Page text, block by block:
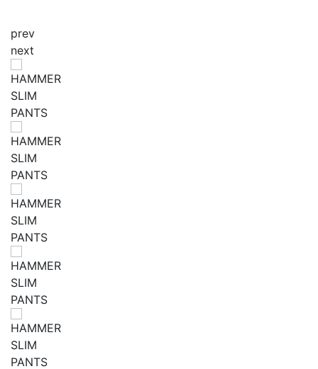
prev
next